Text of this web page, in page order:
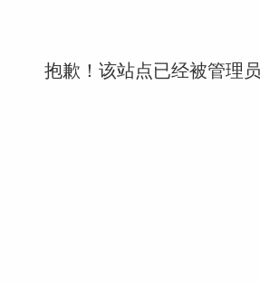
抱歉！该站点已经被管理